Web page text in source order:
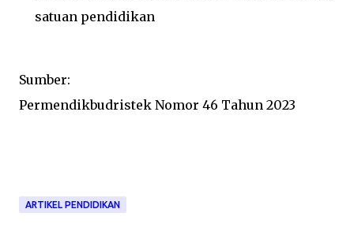
satuan pendidikan
Sumber:
Permendikbudristek Nomor 46 Tahun 2023
ARTIKEL PENDIDIKAN